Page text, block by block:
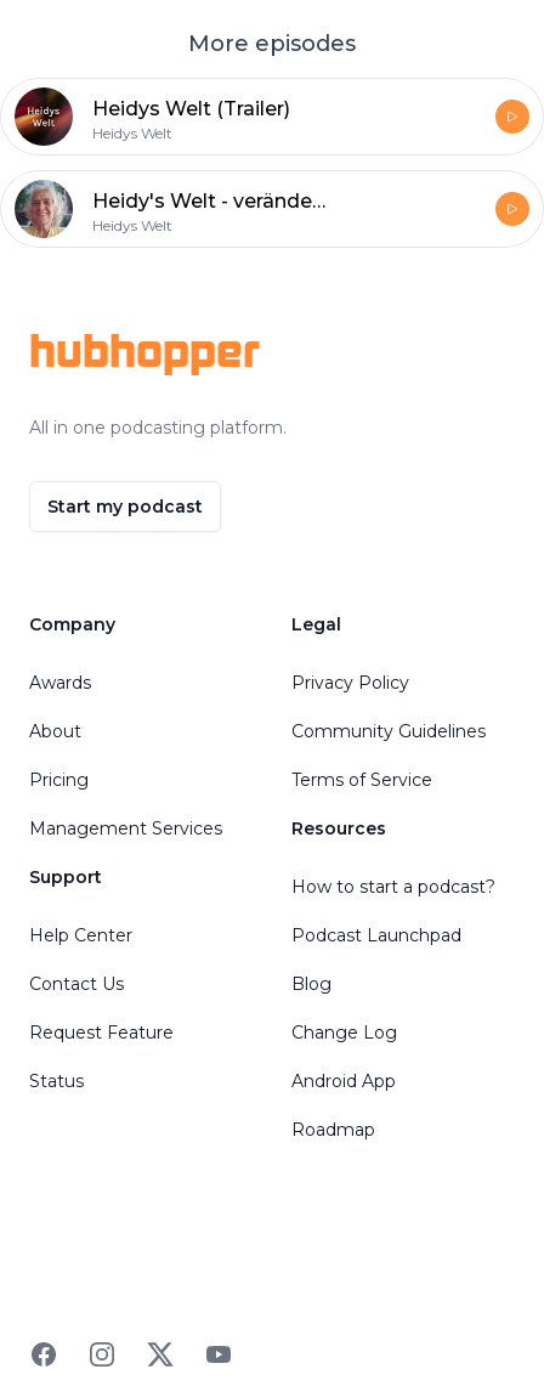
More episodes
Heidys Welt (Trailer)
Heidys Welt
Heidy's Welt - veränderung ist sexy! Hier geht es um Dich und Deine Beziehungen zu Deinen Mitmenscv!
Heidys Welt
hubhopper
All in one podcasting platform.
Start my podcast
Company
Awards
About
Pricing
Management Services
Support
Help Center
Contact Us
Request Feature
Status
Legal
Privacy Policy
Community Guidelines
Terms of Service
Resources
How to start a podcast?
Podcast Launchpad
Blog
Change Log
Android App
Roadmap
FacebookInstagramTwitterYouTube